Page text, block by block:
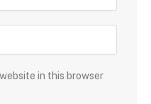
in this browser